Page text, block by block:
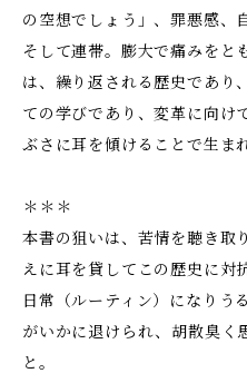
の空想でしょう」、罪悪感、
そして連帯。膨大で痛みをと
は、繰り返される歴史であり
ての学びであり、変革に向け
ぶさに耳を傾けることで生ま
＊＊＊
本書の狙いは、苦情を聴き取
えに耳を貸してこの歴史に対
日常（ルーティン）になりう
がいかに退けられ、胡散臭く
と。